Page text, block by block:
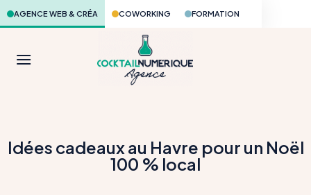
Skip
to
AGENCE WEB & CRÉA COWORKING FORMATION
Idées cadeaux au Havre pour un Noël
100 % local